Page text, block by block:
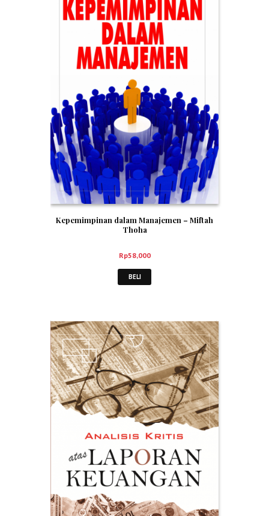
Kepemimpinan dalam Manajemen – Miftah
Thoha
Rp58,000
BELI